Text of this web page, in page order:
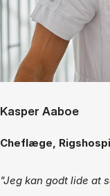
Kasper Aaboe
Cheflæge,
"Jeg kan godt lide at